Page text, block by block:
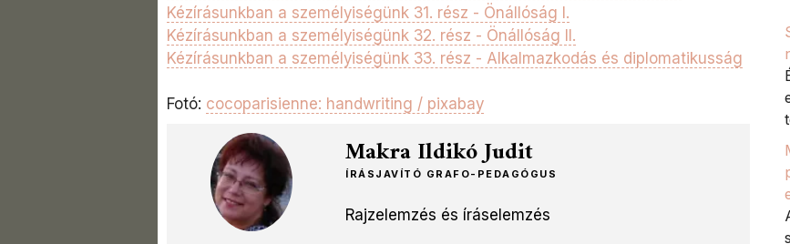
Kézírásunkban a személyiségünk 31. rész - Önállóság I.
Kézírásunkban a személyiségünk 32. rész - Önállóság II.
Kézírásunkban a személyiségünk 33. rész - Alkalmazkodás és diplomatikusság
Fotó: cocoparisienne: handwriting / pixabay
Makra Ildikó Judit
ÍRÁSJAVÍTÓ GRAFO-PEDAGÓGUS
Rajzelemzés és íráselemzés